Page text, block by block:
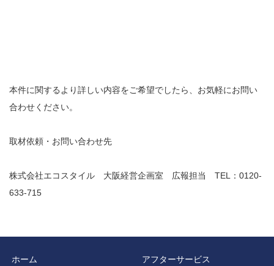
本件に関するより詳しい内容をご希望でしたら、お気軽にお問い
合わせください。
取材依頼・お問い合わせ先
株式会社エコスタイル 大阪経営企画室 広報担当 TEL：0120-
633-715
ホーム アフターサービス